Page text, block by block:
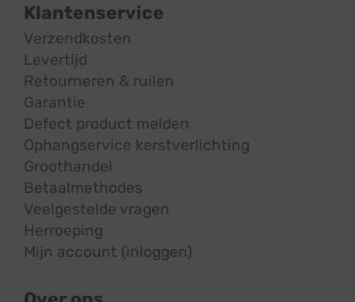
Klantenservice
Verzendkosten
Levertijd
Retourneren & ruilen
Garantie
Defect product melden
Ophangservice kerstverlichting
Groothandel
Betaalmethodes
Veelgestelde vragen
Herroeping
Mijn account (inloggen)